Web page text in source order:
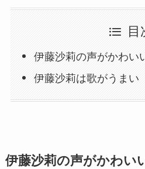
目
伊藤沙莉の声がかわい
伊藤沙莉は歌がうまい
伊藤沙莉の声がかわい